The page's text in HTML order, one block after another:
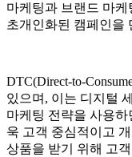
마케팅과 브랜드 마
초개인화된 캠페인을
DTC(Direct-to-
있으며, 이는 디지털
마케팅 전략을 사용
욱 고객 중심적이고
상품을 받기 위해 고